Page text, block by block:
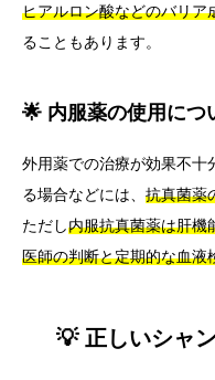
ヒアルロン酸などのバリア
ることもあります。
🌟 内服薬の使用につ
外用薬での治療が効果不十
る場合などには、 抗真菌薬
ただし内服抗真菌薬は肝機
医師の判断と定期的な血液
💡 正しいシャ